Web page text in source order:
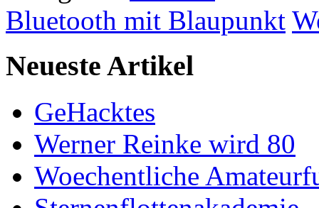
Bluetooth mit Blaupunkt
Neueste Artikel
GeHacktes
Werner Reinke wird 80
Woechentliche